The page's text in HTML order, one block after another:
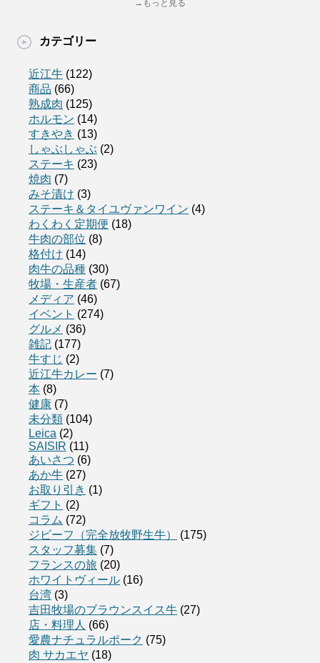
→もっと見る
カテゴリー
近江牛 (122)
商品 (66)
熟成肉 (125)
ホルモン (14)
すきやき (13)
しゃぶしゃぶ (2)
ステーキ (23)
焼肉 (7)
みそ漬け (3)
ステーキ＆タイユヴァンワイン (4)
わくわく定期便 (18)
牛肉の部位 (8)
格付け (14)
肉牛の品種 (30)
牧場・生産者 (67)
メディア (46)
イベント (274)
グルメ (36)
雑記 (177)
牛すじ (2)
近江牛カレー (7)
本 (8)
健康 (7)
未分類 (104)
Leica (2)
SAISIR (11)
あいさつ (6)
あか牛 (27)
お取り引き (1)
ギフト (2)
コラム (72)
ジビーフ（完全放牧野生牛）
(175)
スタッフ募集 (7)
フランスの旅 (20)
ホワイトヴィール (16)
台湾 (3)
吉田牧場のブラウンスイス牛 (27)
店・料理人 (66)
愛農ナチュラルポーク (75)
肉 サカエヤ (18)